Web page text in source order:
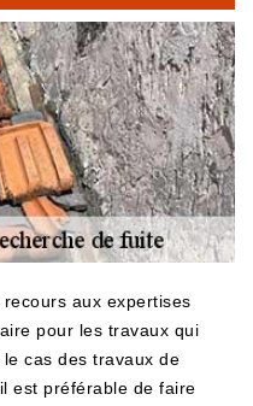
aux expertises
pour les travaux qui
cas des travaux de
est préférable de faire